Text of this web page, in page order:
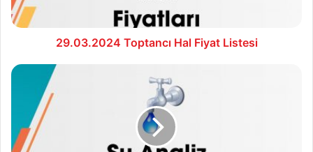
29.03.2024 Toptancı Hal Fiyat Listesi
29.03.2024
Raporu